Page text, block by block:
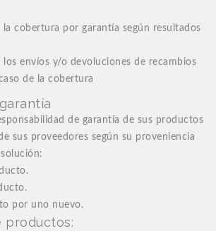
la cobertura por garantía según resultados
los envíos y/o devoluciones de recambios
de la cobertura
de garantía de sus productos
sus proveedores según su proveniencia
por uno nuevo.
productos: